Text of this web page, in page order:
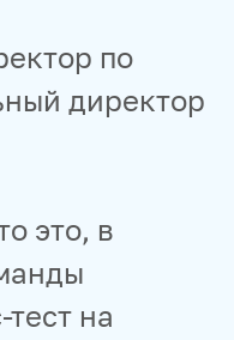
по
директор
это, в
на